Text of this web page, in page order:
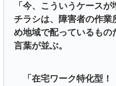
「今、こういうケースが
チラシは、障害者の作業
め地域で配っているもの
言葉が並ぶ。
「在宅ワーク特化型